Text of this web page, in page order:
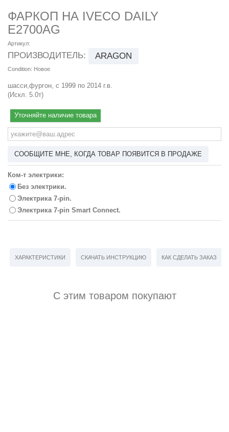
ФАРКОП НА IVECO DAILY
E2700AG
Артикул:
ПРОИЗВОДИТЕЛЬ: ARAGON
Condition: Новое
шасси,фургон, с 1999 по 2014 г.в.
(Искл. 5.0т)
Уточняйте наличие товара
СООБЩИТЕ МНЕ, КОГДА ТОВАР ПОЯВИТСЯ В ПРОДАЖЕ
Ком-т электрики:
Без электрики.
Электрика 7-pin.
Электрика 7-pin Smart Connect.
ХАРАКТЕРИСТИКИ СКАЧАТЬ ИНСТРУКЦИЮ КАК СДЕЛАТЬ ЗАКАЗ
С этим товаром покупают